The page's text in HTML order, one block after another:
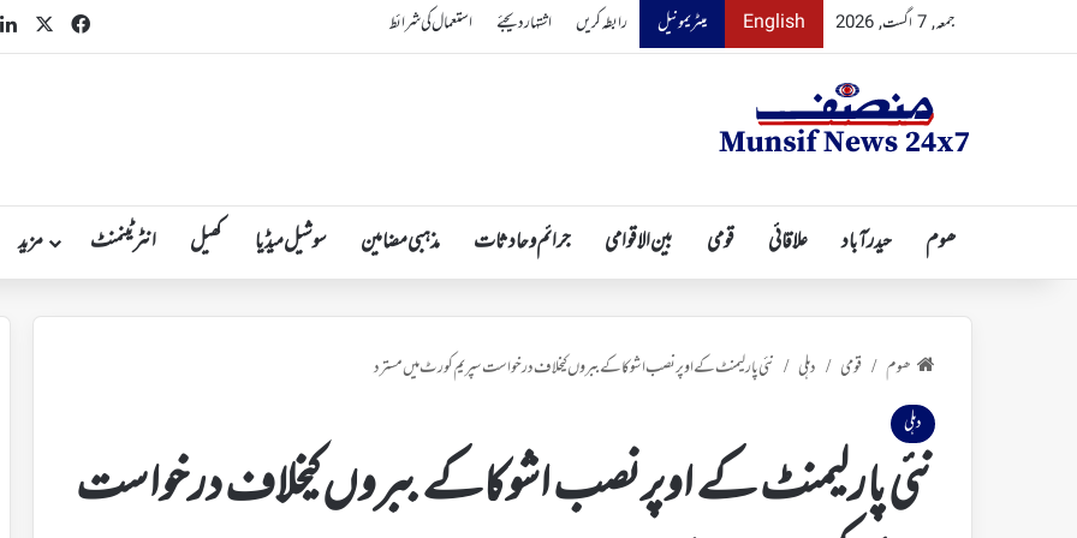
جمعہ, 7 اگست, 2026 English میٹریمونیل رابطہ کریں اشتہار دیجئے استعمال کی شرائط Facebook
ھوم حیدرآباد علاقائی قومی بین الاقوامی جرائم و حادثات مذہبی مضامین سوشیل میڈیا کھیل انٹرٹینمنٹ مزید
ھوم / قومی / دہلی / نئی پارلیمنٹ کے اوپرنصب اشوکاکے ببروں کیخلاف درخواست سپریم کورٹ میں مسترد
دہلی
نئی پارلیمنٹ کے اوپرنصب اشوکاکے ببروں کیخلاف درخواست